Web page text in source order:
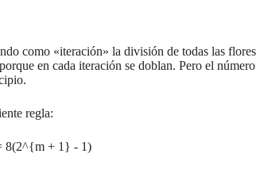
como «iteración» la división de todas las flores
en cada iteración se doblan. Pero el número
regla:
8(2^{m + 1} - 1)